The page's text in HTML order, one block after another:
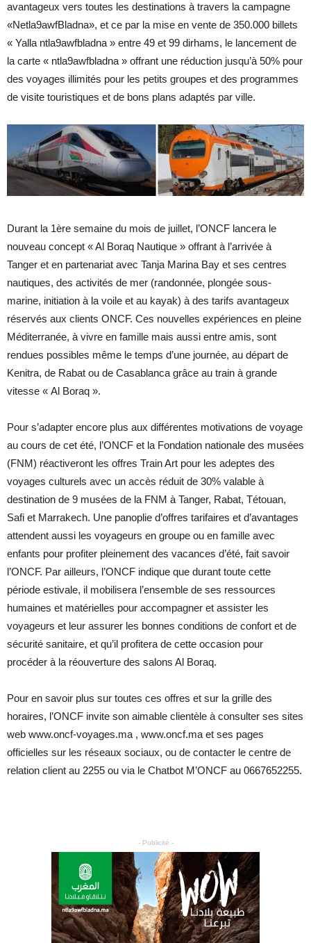
avantageux vers toutes les destinations à travers la campagne
«Netla9awfBladna», et ce par la mise en vente de 350.000 billets
« Yalla ntla9awfbladna » entre 49 et 99 dirhams, le lancement de
la carte « ntla9awfbladna » offrant une réduction jusqu’à 50% pour
des voyages illimités pour les petits groupes et des programmes
de visite touristiques et de bons plans adaptés par ville.
Durant la 1ère semaine du mois de juillet, l’ONCF lancera le
nouveau concept « Al Boraq Nautique » offrant à l’arrivée à
Tanger et en partenariat avec Tanja Marina Bay et ses centres
nautiques, des activités de mer (randonnée, plongée sous-
marine, initiation à la voile et au kayak) à des tarifs avantageux
réservés aux clients ONCF. Ces nouvelles expériences en pleine
Méditerranée, à vivre en famille mais aussi entre amis, sont
rendues possibles même le temps d’une journée, au départ de
Kenitra, de Rabat ou de Casablanca grâce au train à grande
vitesse « Al Boraq ».
Pour s’adapter encore plus aux différentes motivations de voyage
au cours de cet été, l’ONCF et la Fondation nationale des musées
(FNM) réactiveront les offres Train Art pour les adeptes des
voyages culturels avec un accès réduit de 30% valable à
destination de 9 musées de la FNM à Tanger, Rabat, Tétouan,
Safi et Marrakech. Une panoplie d’offres tarifaires et d’avantages
attendent aussi les voyageurs en groupe ou en famille avec
enfants pour profiter pleinement des vacances d’été, fait savoir
l’ONCF. Par ailleurs, l’ONCF indique que durant toute cette
période estivale, il mobilisera l’ensemble de ses ressources
humaines et matérielles pour accompagner et assister les
voyageurs et leur assurer les bonnes conditions de confort et de
sécurité sanitaire, et qu’il profitera de cette occasion pour
procéder à la réouverture des salons Al Boraq.
Pour en savoir plus sur toutes ces offres et sur la grille des
horaires, l’ONCF invite son aimable clientèle à consulter ses sites
web www.oncf-voyages.ma , www.oncf.ma et ses pages
officielles sur les réseaux sociaux, ou de contacter le centre de
relation client au 2255 ou via le Chatbot M’ONCF au 0667652255.
- Publicité -